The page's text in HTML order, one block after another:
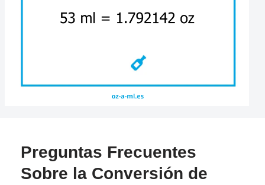
Preguntas Frecuentes
Sobre la Conversión de